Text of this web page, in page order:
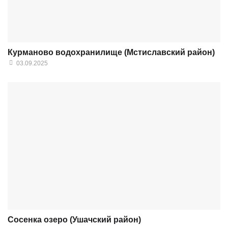
Курманово водохранилище (Мстиславский район)
03.09.2025
Сосенка озеро (Ушачский район)